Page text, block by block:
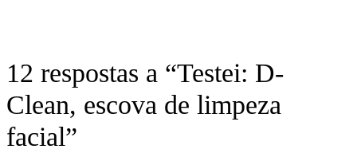
12 respostas a “Testei: D-
Clean, escova de limpeza
facial”